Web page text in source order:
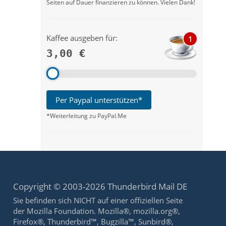
Seiten auf Dauer finanzieren zu können. Vielen Dank!
Kaffee ausgeben für:
3,00 €
1
Per Paypal unterstützen*
*Weiterleitung zu PayPal.Me
Copyright © 2003-2026 Thunderbird Mail DE
Sie befinden sich NICHT auf einer offiziellen Seite
der Mozilla Foundation. Mozilla®, mozilla.org®,
Firefox®, Thunderbird™, Bugzilla™, Sunbird®,